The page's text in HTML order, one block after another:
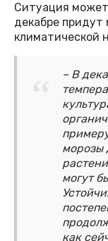
Ситуация
декабре
климатической
– В
морозы
могут
как